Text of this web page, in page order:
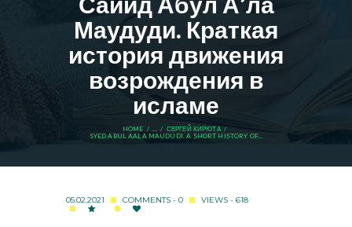
Маудуди. Краткая
история движения
возрождения в
исламе
HOME ...
СЕРГЕЙ КИРЮТА
SYED ABUL AALA MAUDUDI. A SHORT HISTORY OF...
05.02.2021 COMMENTS - 0 VIEWS - 618